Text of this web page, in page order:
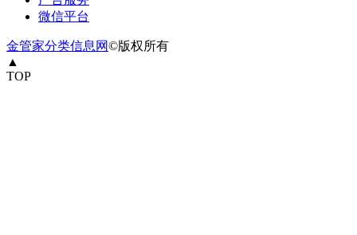
微信平台
金管家分类信息网©版权所有
▲
TOP